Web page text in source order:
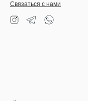
Связаться с нами